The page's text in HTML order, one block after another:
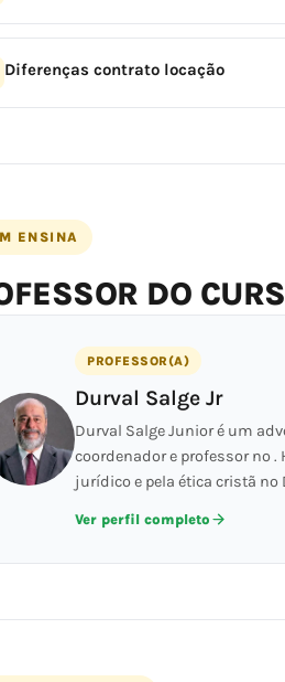
Diferenças contrato locação
ENSINA
DO
PROFESSOR(A)
Durval Salge Jr
Durval Salge Junior é um
coordenador e professor no .
jurídico e pela ética cristã no
Ver perfil completo